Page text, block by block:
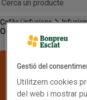
Cafès i infusions
Ordena
Primer els
preferits
Llista de
Gestió del
Utilitzem cookies
del web i mostrar